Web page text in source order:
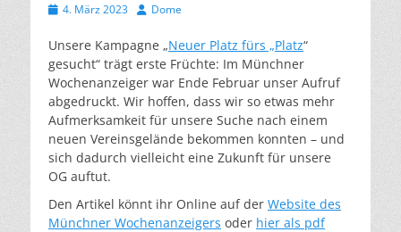
Veröffentlicht
4. März 2023 AutorDome
Unsere Kampagne „Neuer Platz fürs „Platz“
gesucht“ trägt erste Früchte: Im Münchner
Wochenanzeiger war Ende Februar unser Aufruf
abgedruckt. Wir hoffen, dass wir so etwas mehr
Aufmerksamkeit für unsere Suche nach einem
neuen Vereinsgelände bekommen konnten – und
sich dadurch vielleicht eine Zukunft für unsere
OG auftut.
Den Artikel könnt ihr Online auf der Website des
Münchner Wochenanzeigers oder hier als pdf